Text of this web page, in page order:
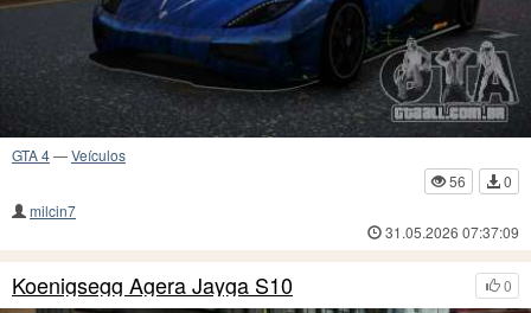
GTA 4—Veículos
56
0
milcin7
31.05.2026 07:37:09
0
Koenigsegg Agera Jayga S10